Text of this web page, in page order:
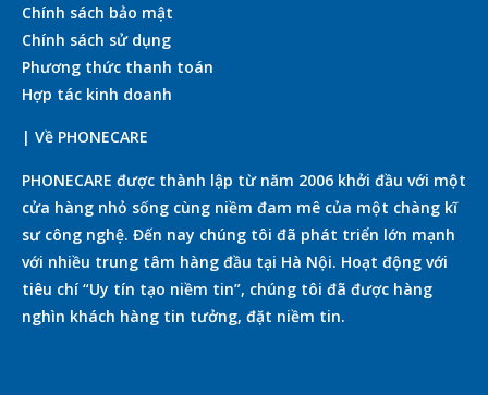
Chính sách bảo mật
Chính sách sử dụng
Phương thức thanh toán
Hợp tác kinh doanh
| Về PHONECARE
PHONECARE được thành lập từ năm 2006 khởi đầu với một
cửa hàng nhỏ sống cùng niềm đam mê của một chàng kĩ
sư công nghệ. Đến nay chúng tôi đã phát triển lớn mạnh
với nhiều trung tâm hàng đầu tại Hà Nội. Hoạt động với
tiêu chí “Uy tín tạo niềm tin”, chúng tôi đã được hàng
nghìn khách hàng tin tưởng, đặt niềm tin.